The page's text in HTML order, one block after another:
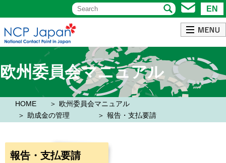
EN
欧州委員会マニュアル
HOME
欧州委員会マニュアル
助成金の管理
報告・支払要請
報告・支払要請